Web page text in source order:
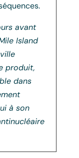
avant
Island
produit,
dans
à son